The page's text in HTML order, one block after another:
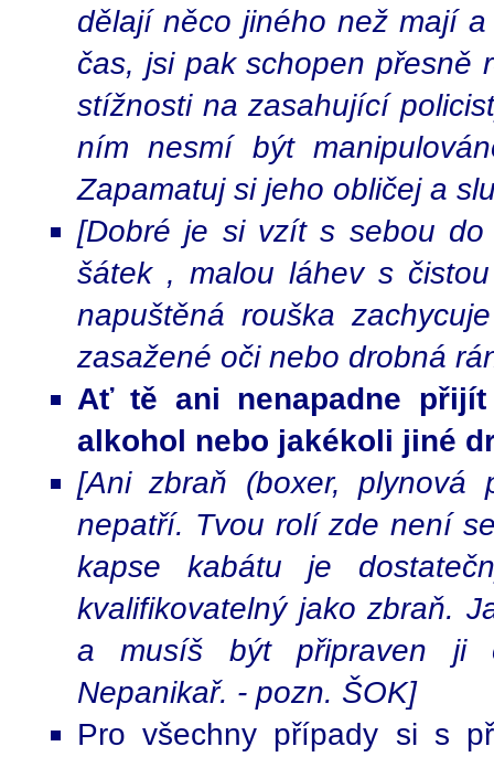
dělají něco jiného než mají
čas, jsi pak schopen přesně
stížnosti na zasahující
ním nesmí být
Zapamatuj si jeho obličej a
[Dobré je si vzít s sebou
šátek , malou láhev s
napuštěná rouška
zasažené oči nebo drobná
Ať tě ani nenapadne
alkohol nebo jakékoli jiné
[Ani zbraň (boxer, plynová
nepatří. Tvou rolí zde není
kapse kabátu je
kvalifikovatelný jako zbraň.
a musíš být připraven ji
Nepanikař. - pozn. ŠOK]
Pro všechny případy si s